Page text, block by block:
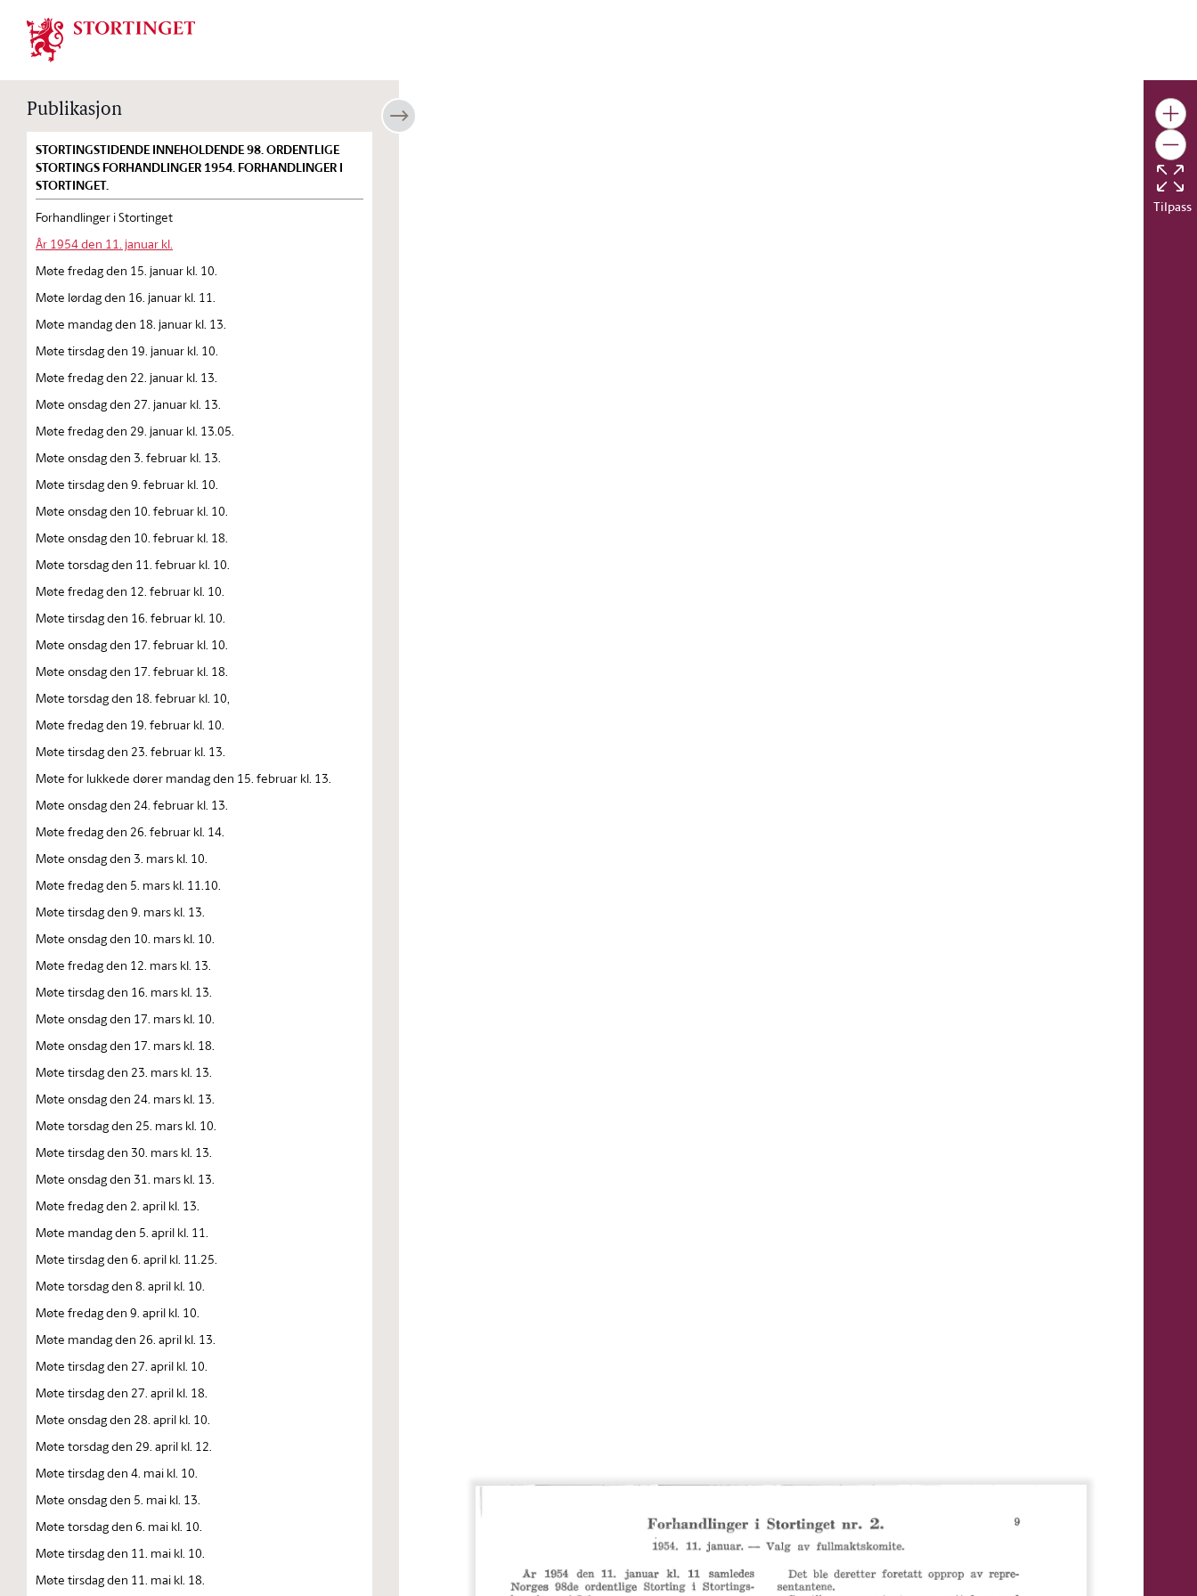
Stortinget.no
Publikasjon
STORTINGSTIDENDE INNEHOLDENDE 98. ORDENTLIGE
STORTINGS FORHANDLINGER 1954. FORHANDLINGER I
STORTINGET.
Forhandlinger i Stortinget
År 1954 den 11. januar kl.
Møte fredag den 15. januar kl. 10.
Møte lørdag den 16. januar kl. 11.
Møte mandag den 18. januar kl. 13.
Møte tirsdag den 19. januar kl. 10.
Møte fredag den 22. januar kl. 13.
Møte onsdag den 27. januar kl. 13.
Møte fredag den 29. januar kl. 13.05.
Møte onsdag den 3. februar kl. 13.
Møte tirsdag den 9. februar kl. 10.
Møte onsdag den 10. februar kl. 10.
Møte onsdag den 10. februar kl. 18.
Møte torsdag den 11. februar kl. 10.
Møte fredag den 12. februar kl. 10.
Møte tirsdag den 16. februar kl. 10.
Møte onsdag den 17. februar kl. 10.
Møte onsdag den 17. februar kl. 18.
Møte torsdag den 18. februar kl. 10,
Møte fredag den 19. februar kl. 10.
Møte tirsdag den 23. februar kl. 13.
Møte for lukkede dører mandag den 15. februar kl. 13.
Møte onsdag den 24. februar kl. 13.
Møte fredag den 26. februar kl. 14.
Møte onsdag den 3. mars kl. 10.
Møte fredag den 5. mars kl. 11.10.
Møte tirsdag den 9. mars kl. 13.
Møte onsdag den 10. mars kl. 10.
Møte fredag den 12. mars kl. 13.
Møte tirsdag den 16. mars kl. 13.
Møte onsdag den 17. mars kl. 10.
Møte onsdag den 17. mars kl. 18.
Møte tirsdag den 23. mars kl. 13.
Møte onsdag den 24. mars kl. 13.
Møte torsdag den 25. mars kl. 10.
Møte tirsdag den 30. mars kl. 13.
Møte onsdag den 31. mars kl. 13.
Møte fredag den 2. april kl. 13.
Møte mandag den 5. april kl. 11.
Møte tirsdag den 6. april kl. 11.25.
Møte torsdag den 8. april kl. 10.
Møte fredag den 9. april kl. 10.
Møte mandag den 26. april kl. 13.
Møte tirsdag den 27. april kl. 10.
Møte tirsdag den 27. april kl. 18.
Møte onsdag den 28. april kl. 10.
Møte torsdag den 29. april kl. 12.
Møte tirsdag den 4. mai kl. 10.
Møte onsdag den 5. mai kl. 13.
Møte torsdag den 6. mai kl. 10.
Møte tirsdag den 11. mai kl. 10.
Møte tirsdag den 11. mai kl. 18.